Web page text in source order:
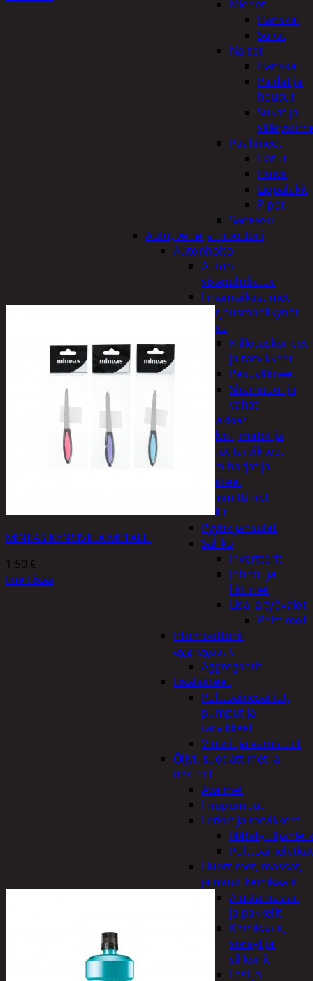
Miehet
Hanskat
Sukat
Naiset
Hanskat
Paidat ja
housut
Sukat ja
Päähineet
Hatut
Huivit
Lippalakit
Pipot
Sadeasut
Auto, vene ja moottori
Autonhoito
Auton
sisäpuhdistus
Ilmanraikastimet
Korjausmaalikynät
Pesu
Kiillotuskoneet
ja tarvikkeet
Pesuvälineet
Shampoot ja
vahat
Autotarvikkeet
Kalvot, matot ja
muut tarvikkeet
Lumiharjat ja
peitteet
Lämmittimet
Peilit
Pyyhkijänsulat
Sähkö
Invertterit
Johdot ja
liittimet
Lisä ja työvalot
Polttimot
Irtomoottorit,
aggregaatit
Aggregaatit
Lisälaitteet
Polttoainesäiliöt,
pumput ja
tarvikkeet
Vinssit ja varusteet
Öljyt, suodattimet ja
nesteet
Avaimet
Imupumput
Letkut ja tarvikkeet
Polttoaineletkut
Liuottimet, massat,
ja muut kemikaalit
Alustamassat
ja pakkelit
Kemikaalit,
sprayt ja
silikonit
Lasi ja
MINEAS KYNSIVIILA METALLI
1,50 €
Lue Lisää